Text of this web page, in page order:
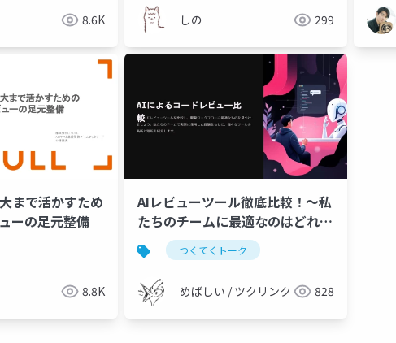
8.6K しの 299
まで活かすため
ーの足元整備
8.8K
AIレビューツール徹底比較！〜私
たちのチームに最適なのはどれ
だ？
つくてくトーク
めばしい / ツクリンク 828